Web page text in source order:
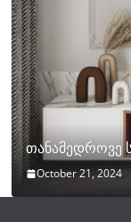
თანამედროვე
October 21, 2024